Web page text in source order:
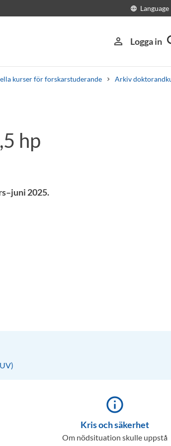
language Language
person_outline Logga in
kurser för forskarstuderande
Arkiv
hp
2025.
info_outline
Kris och säkerhet
Om nödsituation skulle uppstå